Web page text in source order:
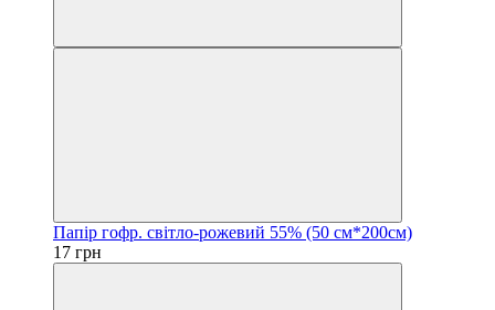
Папір гофр. світло-рожевий 55% (50 см*200см)
17 грн